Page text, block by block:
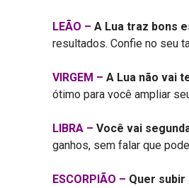
LEÃO – A Lua traz bons
resultados. Confie no seu
VIRGEM – A Lua não vai
ótimo para você ampliar
LIBRA – Você vai
ganhos, sem falar que
ESCORPIÃO – Quer